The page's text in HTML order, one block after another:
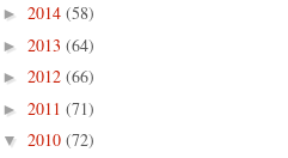
► 2014 (58)
► 2013 (64)
► 2012 (66)
► 2011 (71)
▼ 2010 (72)